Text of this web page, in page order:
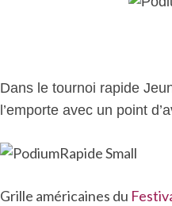
Dans le tournoi rapide
l’emporte avec un point
Grille américaines du